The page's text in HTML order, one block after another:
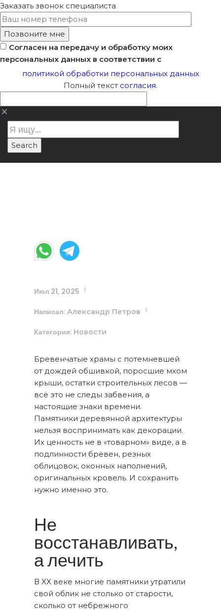
Заказать звонок специалиста
Согласен на передачу и обработку моих
персональных данных в соответствии с
политикой обработки персональных данных
Полный текст согласия.
Июл 21, 2025 |
Написал: Александр Петров |
Категория: Новости
Бревенчатые храмы с потемневшей
от дождей обшивкой, поросшие мхом
крыши, остатки строительных лесов —
всё это не следы забвения, а
настоящие знаки времени.
Памятники деревянной архитектуры
нельзя воспринимать как декорации.
Их ценность не в «товарном» виде, а в
подлинности брёвен, резных
облицовок, оконных наполнений,
оригинальных кровель. И сохранить
нужно именно это.
Не
восстанавливать,
а лечить
В XX веке многие памятники утратили
свой облик не столько от старости,
сколько от небрежного